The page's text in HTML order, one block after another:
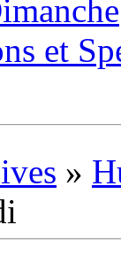
et
»